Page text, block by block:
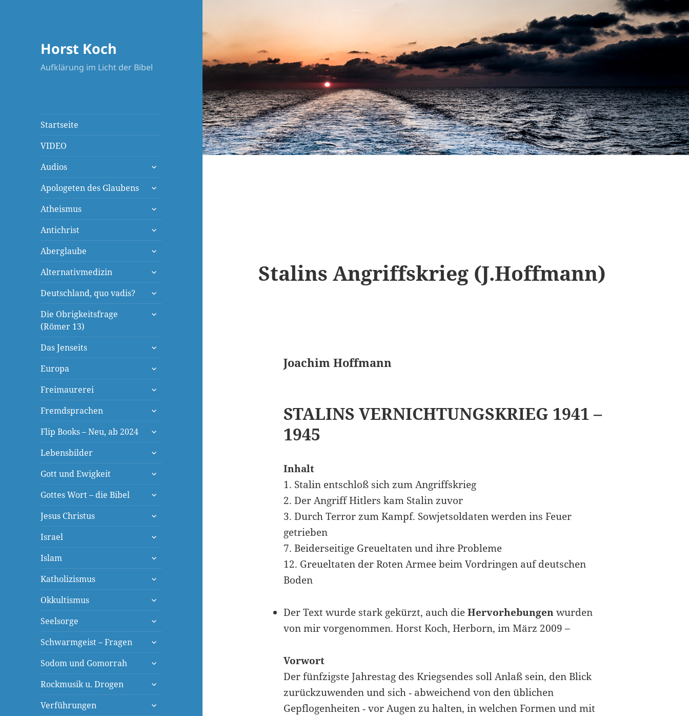
Horst Koch
Aufklärung im Licht der Bibel
Startseite
VIDEO
Audios
untermenü
Apologeten des Glaubens
untermenü
Atheismus
untermenü
Antichrist
untermenü
Aberglaube
untermenü
Alternativmedizin
untermenü
Deutschland, quo vadis?
untermenü
Die Obrigkeitsfrage
(Römer 13)
untermenü
Das Jenseits
untermenü
Europa
untermenü
Freimaurerei
untermenü
Fremdsprachen
untermenü
Flip Books – Neu, ab 2024
untermenü
Lebensbilder
untermenü
Gott und Ewigkeit
untermenü
Gottes Wort – die Bibel
untermenü
Jesus Christus
untermenü
Israel
untermenü
Islam
untermenü
Katholizismus
untermenü
Okkultismus
untermenü
Seelsorge
untermenü
Schwarmgeist – Fragen
untermenü
Sodom und Gomorrah
untermenü
Rockmusik u. Drogen
untermenü
Verführungen
untermenü
Stalins Angriffskrieg (J.Hoffmann)
Joachim Hoffmann
STALINS VERNICHTUNGSKRIEG 1941 –
1945
Inhalt
1. Stalin entschloß sich zum Angriffskrieg
2. Der Angriff Hitlers kam Stalin zuvor
3. Durch Terror zum Kampf. Sowjetsoldaten werden ins Feuer
getrieben
7. Beiderseitige Greueltaten und ihre Probleme
12. Greueltaten der Roten Armee beim Vordringen auf deutschen
Boden
Der Text wurde stark gekürzt, auch dieHervorhebungenwurden
von mir vorgenommen. Horst Koch, Herborn, im März 2009 –
Vorwort
Der fünfzigste Jahrestag des Kriegsendes soll Anlaß sein, den Blick
zurückzuwenden und sich ‑ abweichend von den üblichen
Gepflogenheiten ‑ vor Augen zu halten, in welchen Formen und mit